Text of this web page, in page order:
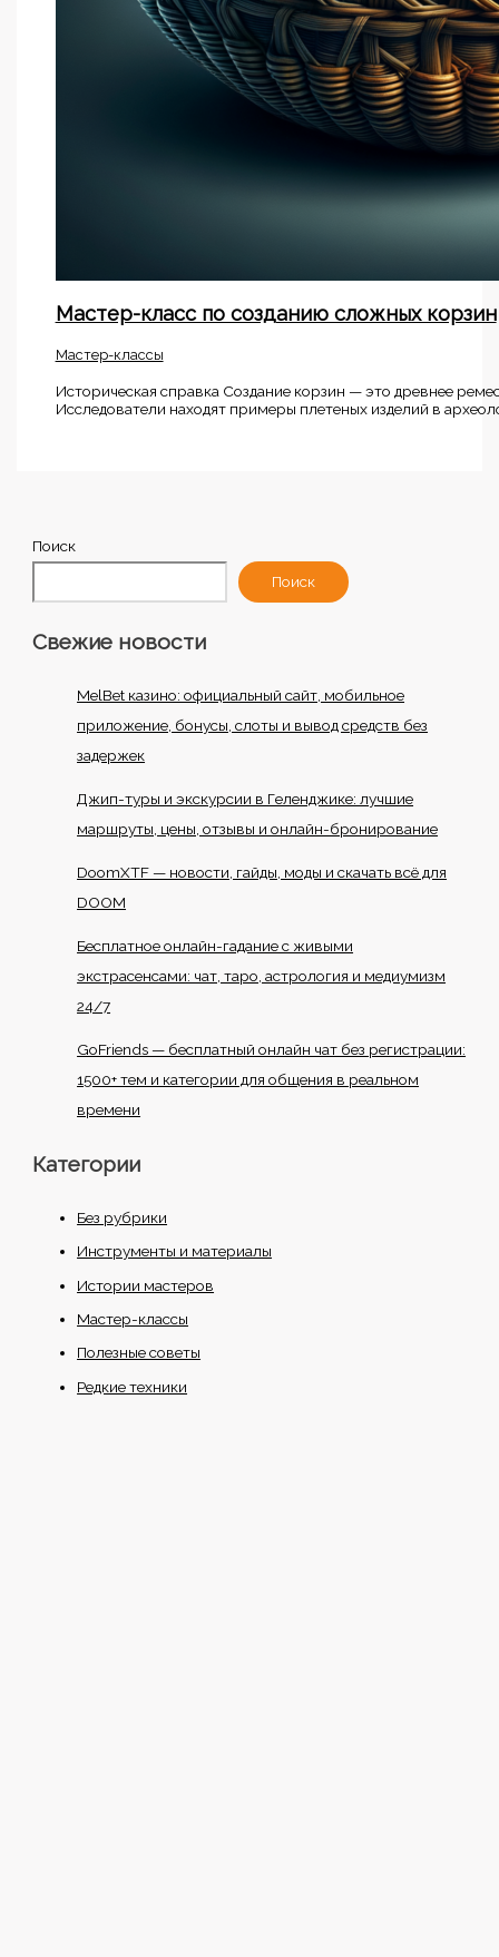
Мастер-класс по созданию сложных корзин
Мастер-классы
Историческая справка Создание корзин — это древнее
Исследователи находят примеры плетеных изделий в
Поиск
Поиск
Свежие новости
MelBet казино: официальный сайт, мобильное
приложение, бонусы, слоты и вывод средств без
задержек
Джип-туры и экскурсии в Геленджике: лучшие
маршруты, цены, отзывы и онлайн-бронирование
DoomXTF — новости, гайды, моды и скачать всё для
DOOM
Бесплатное онлайн-гадание с живыми
экстрасенсами: чат, таро, астрология и медиумизм
24/7
GoFriends — бесплатный онлайн чат без регистрации:
1500+ тем и категории для общения в реальном
времени
Категории
Без рубрики
Инструменты и материалы
Истории мастеров
Мастер-классы
Полезные советы
Редкие техники